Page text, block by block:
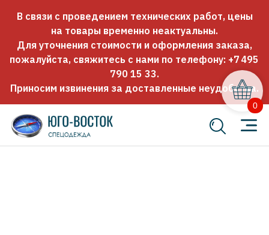
В связи с проведением технических работ, цены
на товары временно неактуальны.
Для уточнения стоимости и оформления заказа,
пожалуйста, свяжитесь с нами по телефону: +7 495
790 15 33.
Приносим извинения за доставленные неудобства.
0